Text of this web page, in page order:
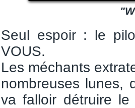
Seul espoir : le
VOUS.
Les méchants
nombreuses lunes,
va falloir détruire le